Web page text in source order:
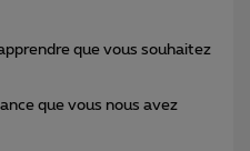
que vous souhaitez
que vous nous avez